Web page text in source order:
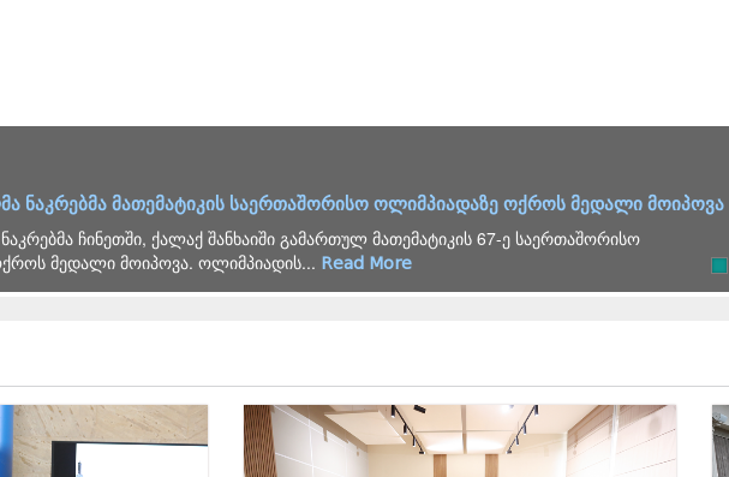
ხელმძღვანელობით 2026 წლის გამოცდების საორგანიზაციო ჯგუფის სხდომა
დაკავშირებული საკითხების განხილვის მიზნით საორგანიზაციო
რომელსაც საქართველოს...Read More